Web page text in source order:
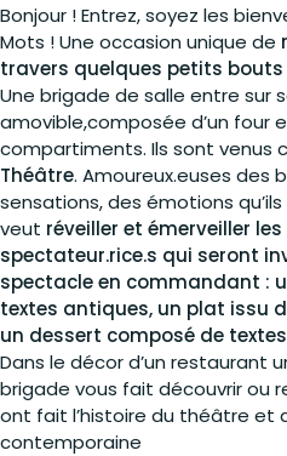
Bonjour ! Entrez, soyez les
Mots ! Une occasion unique de
travers quelques petits
Une brigade de salle entre sur
amovible,composée d’un four
compartiments. Ils sont venus
Théâtre. Amoureux.euses des
sensations, des émotions
veut réveiller et émerveiller
spectateur.rice.s qui seront
spectacle en commandant :
textes antiques, un plat issu
un dessert composé de
Dans le décor d’un restaurant
brigade vous fait découvrir ou
ont fait l’histoire du théâtre et
contemporaine